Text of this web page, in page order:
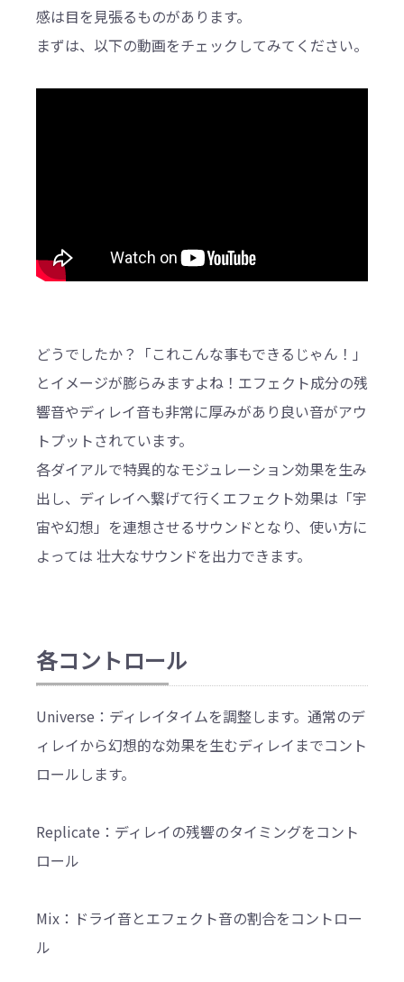
感は目を見張るものがあります。
まずは、以下の動画をチェックしてみてください。
どうでしたか？「これこんな事もできるじゃん！」
とイメージが膨らみますよね！エフェクト成分の残
響音やディレイ音も非常に厚みがあり良い音がアウ
トプットされています。
各ダイアルで特異的なモジュレーション効果を生み
出し、ディレイへ繋げて行くエフェクト効果は「宇
宙や幻想」を連想させるサウンドとなり、使い方に
よっては 壮大なサウンドを出力できます。
各コントロール
Universe：ディレイタイムを調整します。通常のデ
ィレイから幻想的な効果を生むディレイまでコント
ロールします。
Replicate：ディレイの残響のタイミングをコント
ロール
Mix：ドライ音とエフェクト音の割合をコントロー
ル